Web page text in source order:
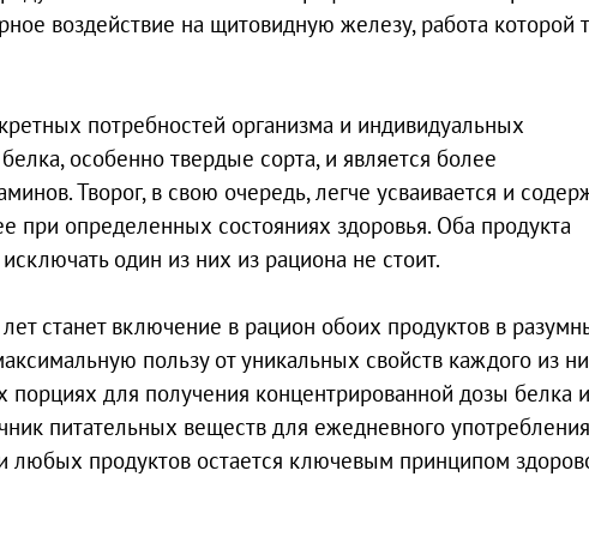
воздействие на щитовидную железу, работа которой
потребностей организма и индивидуальных
особенно твердые сорта, и является более
Творог, в свою очередь, легче усваивается и
при определенных состояниях здоровья. Оба продукта
один из них из рациона не стоит.
станет включение в рацион обоих продуктов в
пользу от уникальных свойств каждого из
для получения концентрированной дозы белка и
питательных веществ для ежедневного
любых продуктов остается ключевым принципом